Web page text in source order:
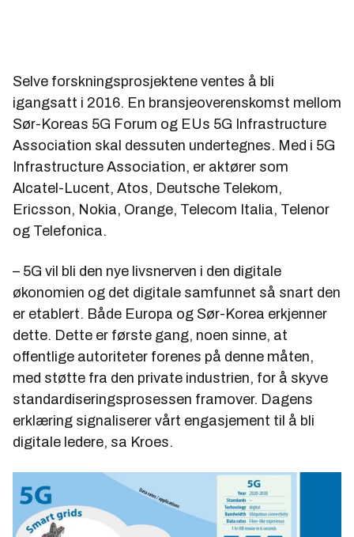
Selve forskningsprosjektene ventes å bli
igangsatt i 2016. En bransjeoverenskomst mellom
Sør-Koreas 5G Forum og EUs 5G Infrastructure
Association skal dessuten undertegnes. Med i 5G
Infrastructure Association, er aktører som
Alcatel-Lucent, Atos, Deutsche Telekom,
Ericsson, Nokia, Orange, Telecom Italia, Telenor
og Telefonica.
– 5G vil bli den nye livsnerven i den digitale
økonomien og det digitale samfunnet så snart den
er etablert. Både Europa og Sør-Korea erkjenner
dette. Dette er første gang, noen sinne, at
offentlige autoriteter forenes på denne måten,
med støtte fra den private industrien, for å skyve
standardiseringsprosessen framover. Dagens
erklæring signaliserer vårt engasjement til å bli
digitale ledere, sa Kroes.